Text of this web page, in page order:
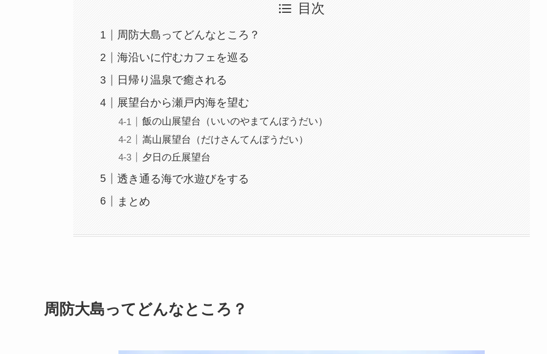
目次
周防大島ってどんなところ？
海沿いに佇むカフェを巡る
日帰り温泉で癒される
展望台から瀬戸内海を望む
飯の山展望台（いいのやまてんぼうだい）
嵩山展望台（だけさんてんぼうだい）
夕日の丘展望台
透き通る海で水遊びをする
まとめ
周防大島ってどんなところ？